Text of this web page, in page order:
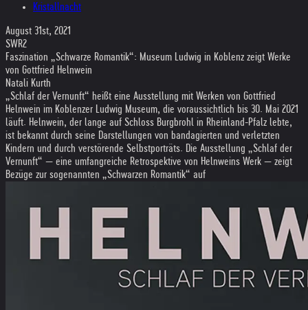
Kristallnacht
August 31st, 2021
SWR2
Faszination „Schwarze Romantik“: Museum Ludwig in Koblenz zeigt Werke
von Gottfried Helnwein
Natali Kurth
„Schlaf der Vernunft“ heißt eine Ausstellung mit Werken von Gottfried
Helnwein im Koblenzer Ludwig Museum, die voraussichtlich bis 30. Mai 2021
läuft. Helnwein, der lange auf Schloss Burgbrohl in Rheinland-Pfalz lebte,
ist bekannt durch seine Darstellungen von bandagierten und verletzten
Kindern und durch verstörende Selbstporträts. Die Ausstellung „Schlaf der
Vernunft“ — eine umfangreiche Retrospektive von Helnweins Werk — zeigt
Bezüge zur sogenannten „Schwarzen Romantik“ auf